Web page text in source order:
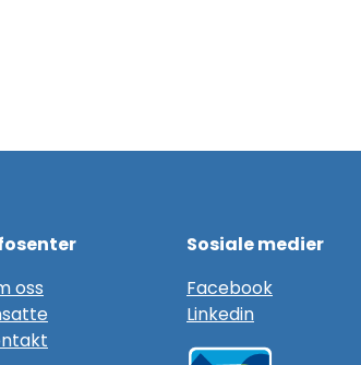
oss
Sosiale medier
Facebook
Linkedin